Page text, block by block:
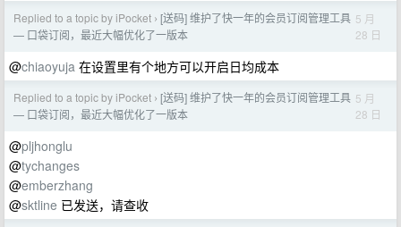
Replied to a topic by iPocket › [送码] 维护了快一年的会员订阅管理工具
— 口袋订阅，最近大幅优化了一版本
5 月
28 日
@chiaoyuja 在设置里有个地方可以开启日均成本
Replied to a topic by iPocket › [送码] 维护了快一年的会员订阅管理工具
— 口袋订阅，最近大幅优化了一版本
5 月
28 日
@pljhonglu
@tychanges
@emberzhang
@sktline 已发送，请查收